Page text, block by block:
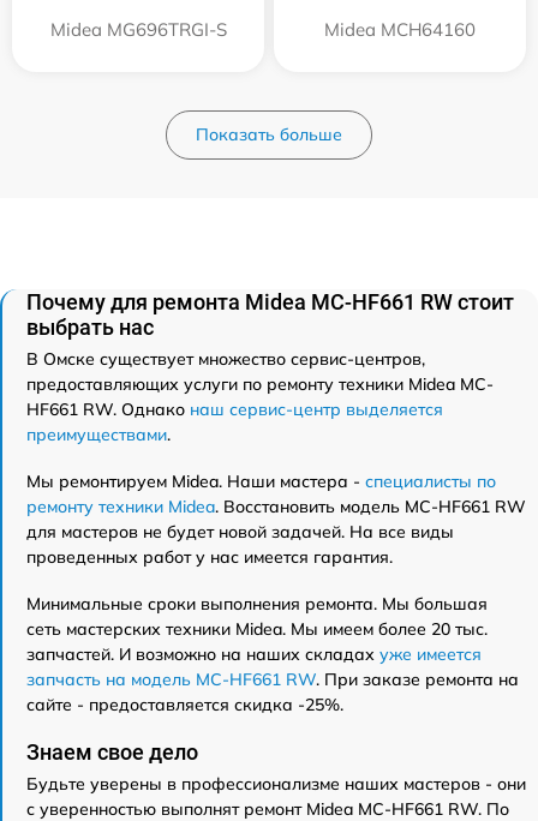
Midea MG696TRGI-S Midea MCH64160
Показать больше
Почему для ремонта Midea MC-HF661 RW стоит
выбрать нас
В Омске существует множество сервис-центров,
предоставляющих услуги по ремонту техники Midea MC-
HF661 RW. Однако наш сервис-центр выделяется
преимуществами.
Мы ремонтируем Midea. Наши мастера - специалисты по
ремонту техники Midea. Восстановить модель MC-HF661 RW
для мастеров не будет новой задачей. На все виды
проведенных работ у нас имеется гарантия.
Минимальные сроки выполнения ремонта. Мы большая
сеть мастерских техники Midea. Мы имеем более 20 тыс.
запчастей. И возможно на наших складах уже имеется
запчасть на модель MC-HF661 RW. При заказе ремонта на
сайте - предоставляется скидка -25%.
Знаем свое дело
Будьте уверены в профессионализме наших мастеров - они
с уверенностью выполнят ремонт Midea MC-HF661 RW. По